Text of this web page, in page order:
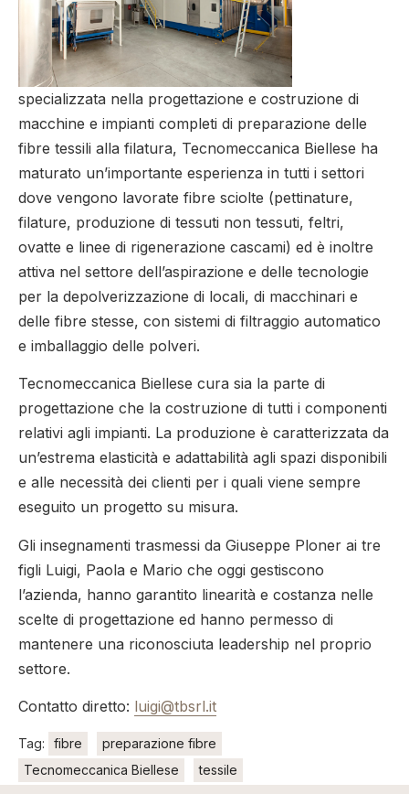
specializzata nella progettazione e costruzione di
macchine e impianti completi di preparazione delle
fibre tessili alla filatura, Tecnomeccanica Biellese ha
maturato un’importante esperienza in tutti i settori
dove vengono lavorate fibre sciolte (pettinature,
filature, produzione di tessuti non tessuti, feltri,
ovatte e linee di rigenerazione cascami) ed è inoltre
attiva nel settore dell’aspirazione e delle tecnologie
per la depolverizzazione di locali, di macchinari e
delle fibre stesse, con sistemi di filtraggio automatico
e imballaggio delle polveri.
Tecnomeccanica Biellese cura sia la parte di
progettazione che la costruzione di tutti i componenti
relativi agli impianti. La produzione è caratterizzata da
un’estrema elasticità e adattabilità agli spazi disponibili
e alle necessità dei clienti per i quali viene sempre
eseguito un progetto su misura.
Gli insegnamenti trasmessi da Giuseppe Ploner ai tre
figli Luigi, Paola e Mario che oggi gestiscono
l’azienda, hanno garantito linearità e costanza nelle
scelte di progettazione ed hanno permesso di
mantenere una riconosciuta leadership nel proprio
settore.
Contatto diretto: luigi@tbsrl.it
Tag: fibre
preparazione fibre
Tecnomeccanica Biellese
tessile